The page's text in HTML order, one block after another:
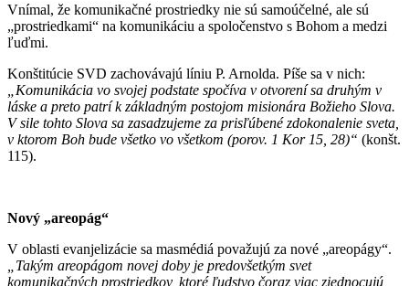
Vnímal, že komunikačné prostriedky nie sú samoúčelné, ale sú
„prostriedkami“ na komunikáciu a spoločenstvo s Bohom a medzi
ľuďmi.
Konštitúcie SVD zachovávajú líniu P. Arnolda. Píše sa v nich:
„Komunikácia vo svojej podstate spočíva v otvorení sa druhým v
láske a preto patrí k základným postojom misionára Božieho Slova.
V sile tohto Slova sa zasadzujeme za prisľúbené zdokonalenie sveta,
v ktorom Boh bude všetko vo všetkom (porov. 1 Kor 15, 28)“ (konšt.
115).
Nový „areopág“
V oblasti evanjelizácie sa masmédiá považujú za nové „areopágy“.
„Takým areopágom novej doby je predovšetkým svet
komunikačných prostriedkov, ktoré ľudstvo čoraz viac zjednocujú,